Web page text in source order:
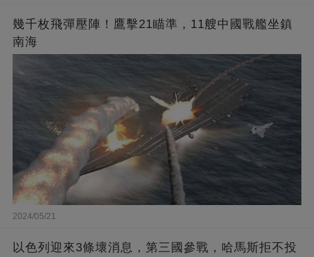
幾千枚飛彈壓陣！鷹擊21瞄準，11艘中國戰艦坐鎮
南海
2024/05/21
以色列迎來3條壞消息，第三國參戰，哈馬斯拒不投